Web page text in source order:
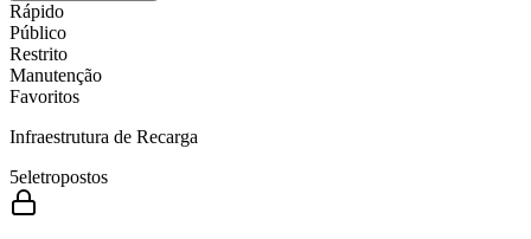
Rápido
Público
Restrito
Manutenção
Favoritos
Infraestrutura de Recarga
5eletropostos